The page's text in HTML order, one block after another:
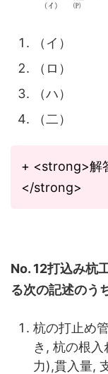
（イ）
（ロ）
（ハ）
（二）
+ <strong>解
</strong>
No. 12打込み杭
る次の記述のう
杭の打止め
き, 杭の根
力),貫入量,